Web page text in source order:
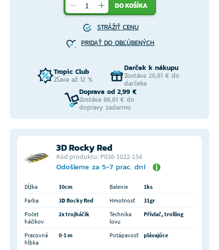
DO KOŠÍKA
STRÁŽIŤ CENU
PRIDAŤ DO OBĽÚBENÝCH
Tropic Club
Zľava až 12 %
Darček k nákupu
Zostáva 26,81 € do
darčeka
Doprava od 2,99 €
Zostáva 66,81 € do
dopravy zadarmo
3D Rocky Red
Kód produktu: P036-1022-154
Odošleme za 5-7 prac. dní
Dĺžka 10cm Balenie
1ks
Farba
3D Rocky Red Hmotnosť
31gr
Počet
háčikov
2x trojháčik
Technika
lovu
Přívlač, trolling
Pracovná
hĺbka
0-1 m Potápavosť plávajúce